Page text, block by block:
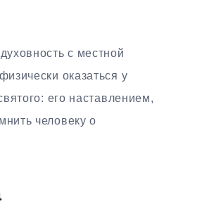
с местной
оказаться у
его наставлением,
человеку о